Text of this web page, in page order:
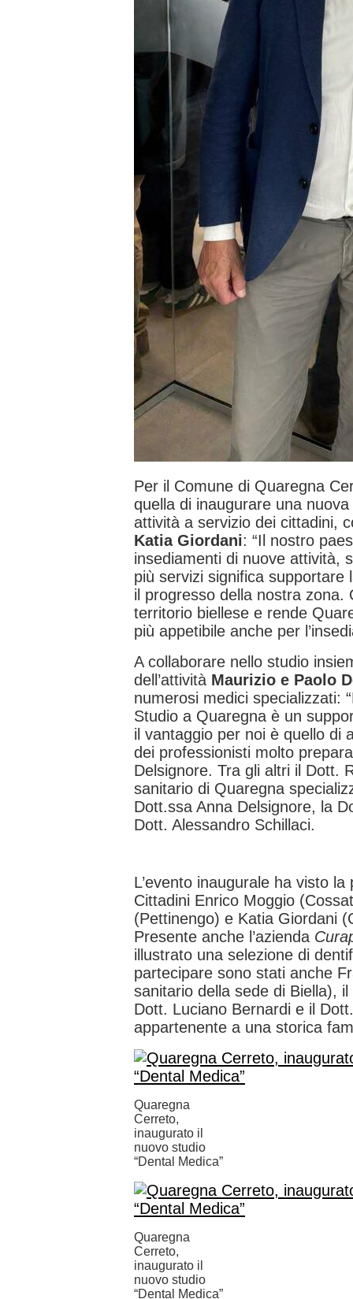
Per il Comune di Quaregna
quella di inaugurare una
attività a servizio dei cittadini,
Katia Giordani: “Il nostro
insediamenti di nuove attività,
più servizi significa supportare
il progresso della nostra zona.
territorio biellese e rende
più appetibile anche per
A collaborare nello studio
dell’attività Maurizio e Paolo
numerosi medici specializzati:
Studio a Quaregna è un
il vantaggio per noi è quello di
dei professionisti molto
Delsignore. Tra gli altri il Dott.
sanitario di Quaregna
Dott.ssa Anna Delsignore, la
Dott. Alessandro Schillaci.
L’evento inaugurale ha visto
Cittadini Enrico Moggio
(Pettinengo) e Katia Giordani
Presente anche l’azienda
illustrato una selezione di
partecipare sono stati anche
sanitario della sede di Biella),
Dott. Luciano Bernardi e il
appartenente a una storica
Quaregna
Cerreto,
inaugurato il
nuovo studio
“Dental Medica”
Quaregna
Cerreto,
inaugurato il
nuovo studio
“Dental Medica”